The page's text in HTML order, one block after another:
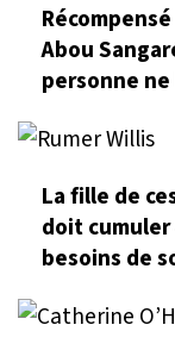
Abou
personne
La fille de
doit
besoins de